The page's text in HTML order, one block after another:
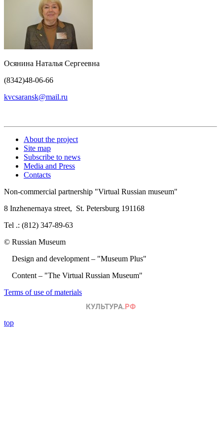
Осянина Наталья Сергеевна
(8342)48-06-66
kvcsaransk@mail.ru
About the project
Site map
Subscribe to news
Media and Press
Contacts
Non-commercial partnership "Virtual Russian museum"
8 Inzhenernaya street, St. Petersburg 191168
Tel .: (812) 347-89-63
© Russian Museum
Design and development – "Museum Plus"
Content – "The Virtual Russian Museum"
Terms of use of materials
top